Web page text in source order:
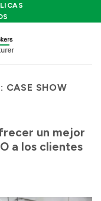
CASE SHOW
un mejor
a los clientes